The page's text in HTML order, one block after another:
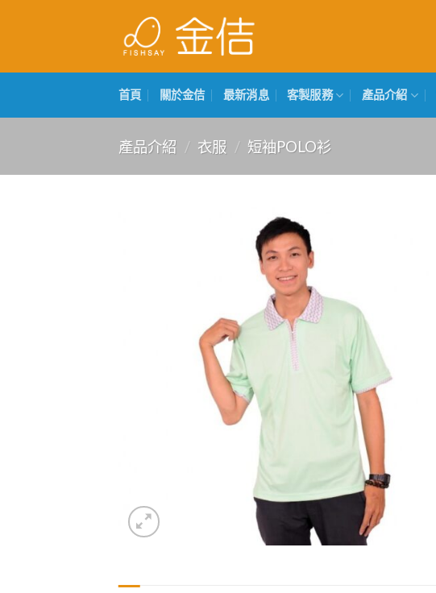
首頁 關於金佶 最新消息 客製服務 產品介紹
產品介紹 / 衣服 / 短袖POLO衫